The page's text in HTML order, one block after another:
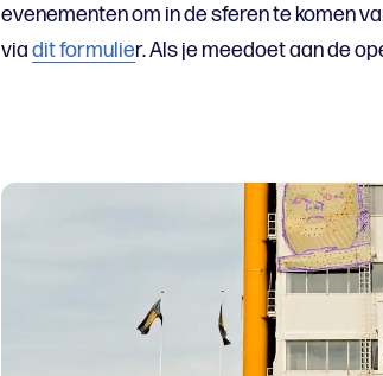
evenementen om in de sferen te komen
viadit formulier. Als je meedoet aan de